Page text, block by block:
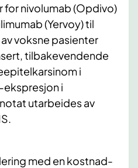
nivolumab (Opdivo)
(Yervoy) til
voksne pasienter
tilbakevendende
i
i
utarbeides av
med en kostnad-